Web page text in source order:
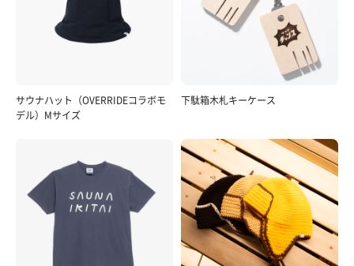
サウナハット（OVERRIDEコラボモ
デル）Mサイズ
下駄箱木札キーケース